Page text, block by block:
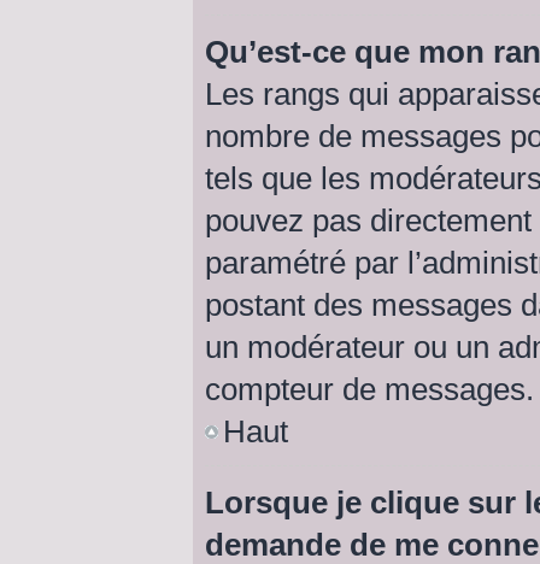
Qu’est-ce que mon
Les rangs qui
nombre de messages
tels que les
pouvez pas directement
paramétré par
postant des messages
un modérateur ou un
compteur de messages.
Haut
Lorsque je clique sur
demande de me